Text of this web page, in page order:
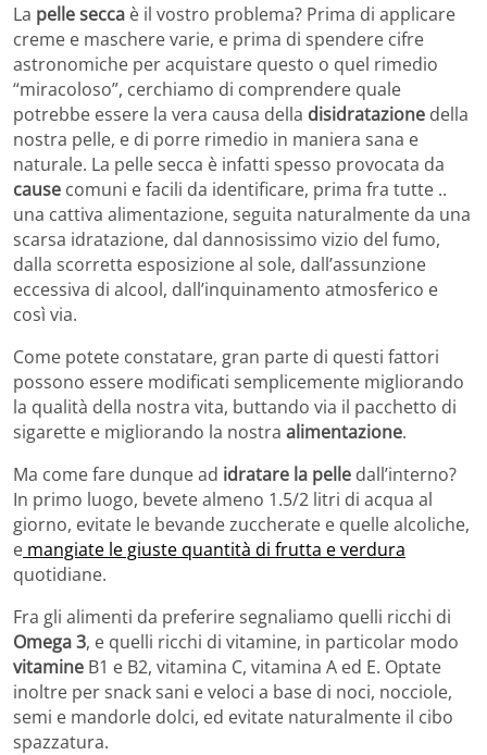
La pelle secca è il vostro problema? Prima di applicare
creme e maschere varie, e prima di spendere cifre
astronomiche per acquistare questo o quel rimedio
“miracoloso”, cerchiamo di comprendere quale
potrebbe essere la vera causa della disidratazione della
nostra pelle, e di porre rimedio in maniera sana e
naturale. La pelle secca è infatti spesso provocata da
cause comuni e facili da identificare, prima fra tutte ..
una cattiva alimentazione, seguita naturalmente da una
scarsa idratazione, dal dannosissimo vizio del fumo,
dalla scorretta esposizione al sole, dall’assunzione
eccessiva di alcool, dall’inquinamento atmosferico e
così via.
Come potete constatare, gran parte di questi fattori
possono essere modificati semplicemente migliorando
la qualità della nostra vita, buttando via il pacchetto di
sigarette e migliorando la nostra alimentazione.
Ma come fare dunque ad idratare la pelle dall’interno?
In primo luogo, bevete almeno 1.5/2 litri di acqua al
giorno, evitate le bevande zuccherate e quelle alcoliche,
e mangiate le giuste quantità di frutta e verdura
quotidiane.
Fra gli alimenti da preferire segnaliamo quelli ricchi di
Omega 3, e quelli ricchi di vitamine, in particolar modo
vitamine B1 e B2, vitamina C, vitamina A ed E. Optate
inoltre per snack sani e veloci a base di noci, nocciole,
semi e mandorle dolci, ed evitate naturalmente il cibo
spazzatura.